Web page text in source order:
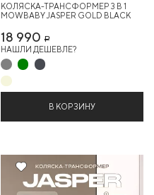
КОЛЯСКА-ТРАНСФОРМЕР 3 В 1
MOWBABY JASPER GOLD BLACK
18 990 Р
НАШЛИ ДЕШЕВЛЕ?
В КОРЗИНУ